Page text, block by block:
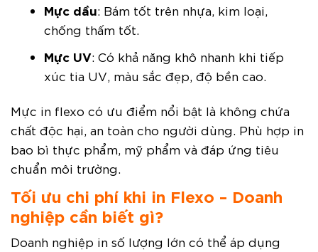
Mực dầu: Bám tốt trên nhựa, kim loại,
chống thấm tốt.
Mực UV: Có khả năng khô nhanh khi tiếp
xúc tia UV, màu sắc đẹp, độ bền cao.
Mực in flexo có ưu điểm nổi bật là không chứa
chất độc hại, an toàn cho người dùng. Phù hợp in
bao bì thực phẩm, mỹ phẩm và đáp ứng tiêu
chuẩn môi trường.
Tối ưu chi phí khi in Flexo – Doanh
nghiệp cần biết gì?
Doanh nghiệp in số lượng lớn có thể áp dụng